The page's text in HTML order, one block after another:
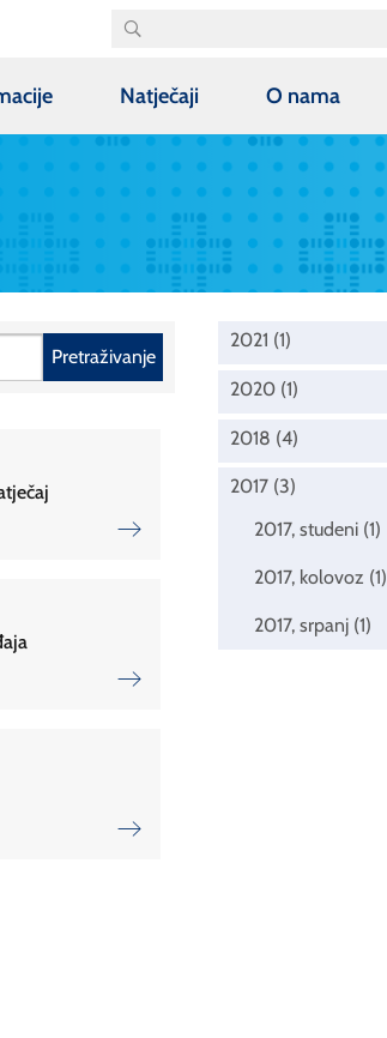
Natječaji O nama
Pretraživanje
2021 (1)
2020 (1)
2018 (4)
2017 (3)
2017, studeni (1)
2017, kolovoz (1)
2017, srpanj (1)